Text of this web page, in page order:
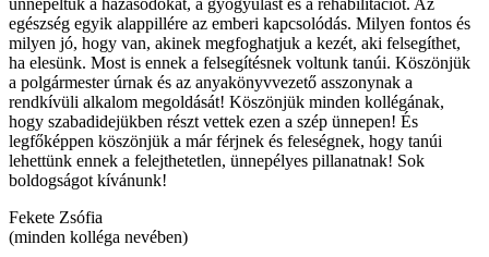
ünnepeltük a házasodókat, a gyógyulást és a rehabilitációt. Az
egészség egyik alappillére az emberi kapcsolódás. Milyen fontos és
milyen jó, hogy van, akinek megfoghatjuk a kezét, aki felsegíthet,
ha elesünk. Most is ennek a felsegítésnek voltunk tanúi. Köszönjük
a polgármester úrnak és az anyakönyvvezető asszonynak a
rendkívüli alkalom megoldását! Köszönjük minden kollégának,
hogy szabadidejükben részt vettek ezen a szép ünnepen! És
legfőképpen köszönjük a már férjnek és feleségnek, hogy tanúi
lehettünk ennek a felejthetetlen, ünnepélyes pillanatnak! Sok
boldogságot kívánunk!
Fekete Zsófia
(minden kolléga nevében)